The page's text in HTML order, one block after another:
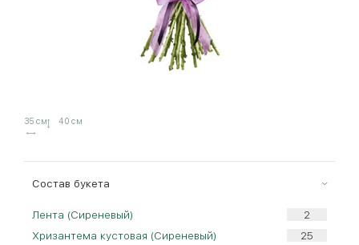
35 см 40 см
Cостав букета
Лента (Сиреневый)
Хризантема кустовая (Сиреневый)